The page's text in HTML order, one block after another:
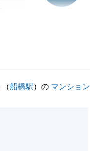
（船橋駅）の マンション